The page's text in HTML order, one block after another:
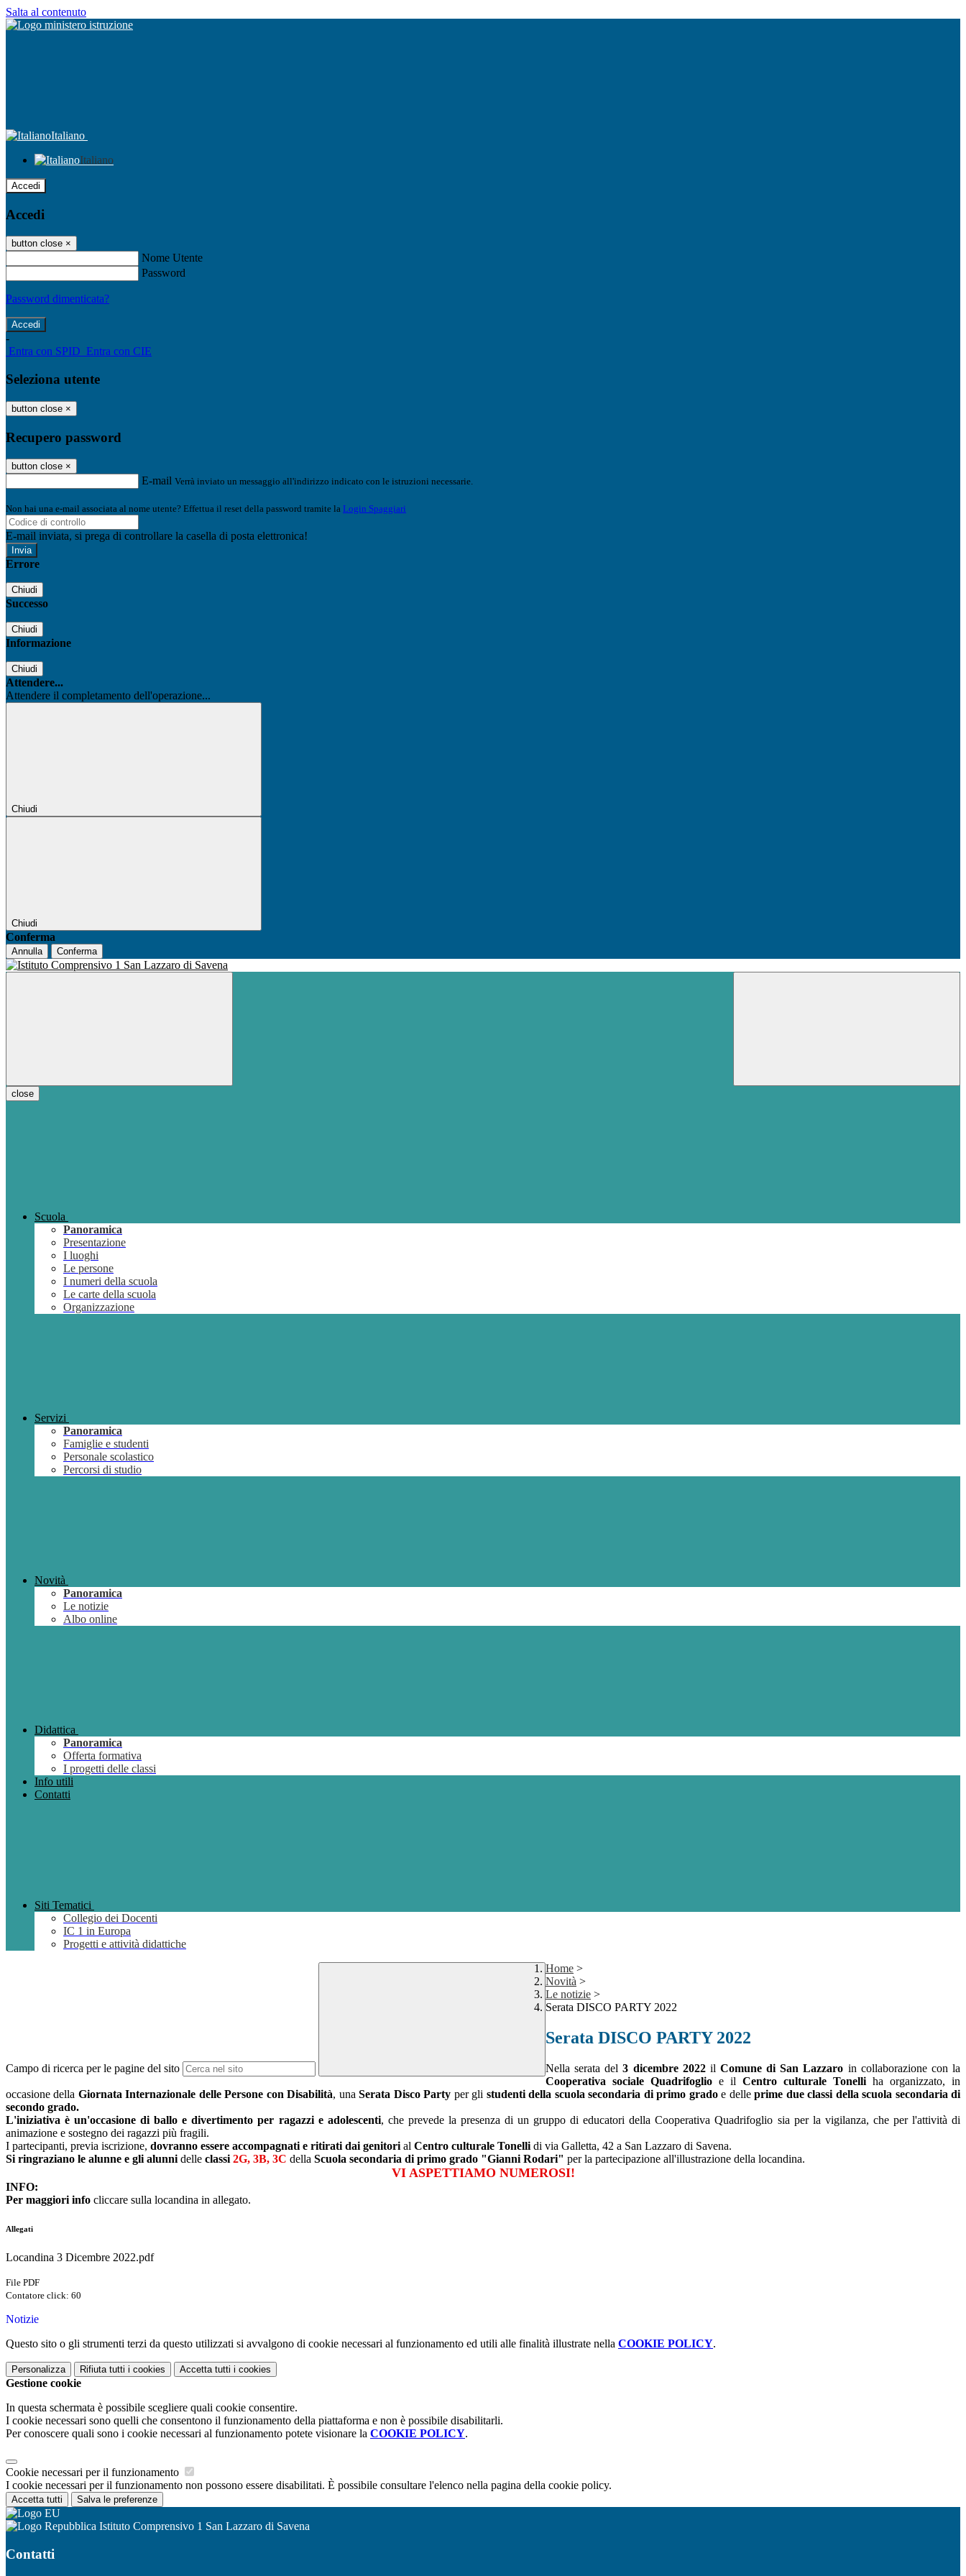
Salta al contenuto
Italiano
Italiano
Accedi
Accedi
button close ×
Nome Utente
Password
Password dimenticata?
-
Entra con SPID Entra con CIE
Seleziona utente
button close ×
Recupero password
button close ×
E-mail Verrà inviato un messaggio all'indirizzo indicato con le istruzioni necessarie.
Non hai una e-mail associata al nome utente? Effettua il reset della password tramite la Login Spaggiari
E-mail inviata, si prega di controllare la casella di posta elettronica!
Errore
Chiudi
Successo
Chiudi
Informazione
Chiudi
Attendere...
Attendere il completamento dell'operazione...
Chiudi
Chiudi
Conferma
Annulla Conferma
close
Scuola
Panoramica
Presentazione
I luoghi
Le persone
I numeri della scuola
Le carte della scuola
Organizzazione
Servizi
Panoramica
Famiglie e studenti
Personale scolastico
Percorsi di studio
Novità
Panoramica
Le notizie
Albo online
Didattica
Panoramica
Offerta formativa
I progetti delle classi
Info utili
Contatti
Siti Tematici
Collegio dei Docenti
IC 1 in Europa
Progetti e attività didattiche
Campo di ricerca per le pagine del sito
Home >
Novità >
Le notizie >
Serata DISCO PARTY 2022
Serata DISCO PARTY 2022
Nella serata del3 dicembre 2022ilComune di San Lazzaro in collaborazione con la
Cooperativa sociale Quadrifoglio e il Centro culturale Tonelli ha organizzato, in
occasione della Giornata Internazionale delle Persone con Disabilità, unaSerata Disco Party per gli studenti della scuola secondaria di primo gradoe delleprime due classi della scuola secondaria di
secondo grado.
L'iniziativa è un'occasione di ballo e divertimento per ragazzi e adolescenti, che prevede la presenza di un gruppo di educatori della Cooperativa Quadrifoglio sia per la vigilanza, che per l'attività di
animazione e sostegno dei ragazzi più fragili.
I partecipanti, previa iscrizione, dovranno essere accompagnati e ritirati dai genitori al Centro culturale Tonelli di via Galletta, 42 a San Lazzaro di Savena.
Si ringraziano le alunne e gli alunni delle classi 2G, 3B, 3C della Scuola secondaria di primo grado "Gianni Rodari" per la partecipazione all'illustrazione della locandina.
VI ASPETTIAMO NUMEROSI!
INFO:
Per maggiori info cliccare sulla locandina in allegato.
Allegati
Locandina 3 Dicembre 2022.pdf
File PDF
Contatore click: 60
Notizie
Questo sito o gli strumenti terzi da questo utilizzati si avvalgono di cookie necessari al funzionamento ed utili alle finalità illustrate nella COOKIE POLICY.
Personalizza Rifiuta tutti i cookies Accetta tutti i cookies
Gestione cookie
In questa schermata è possibile scegliere quali cookie consentire.
I cookie necessari sono quelli che consentono il funzionamento della piattaforma e non è possibile disabilitarli.
Per conoscere quali sono i cookie necessari al funzionamento potete visionare la COOKIE POLICY.
Cookie necessari per il funzionamento
I cookie necessari per il funzionamento non possono essere disabilitati. È possibile consultare l'elenco nella pagina della cookie policy.
Accetta tutti Salva le preferenze
Istituto Comprensivo 1 San Lazzaro di Savena
Contatti